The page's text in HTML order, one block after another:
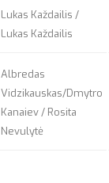
Lukas Každailis /
Lukas Každailis
Albredas
Vidzikauskas/Dmytro
Kanaiev / Rosita
Nevulytė